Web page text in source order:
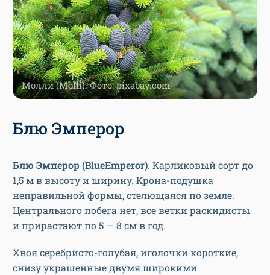
Молли (Molli). Фото: pixabay.com
Блю Эмперор
Блю Эмперор (BlueEmperor). Карликовый сорт до
1,5 м в высоту и ширину. Крона-подушка
неправильной формы, стелющаяся по земле.
Центрального побега нет, все ветки раскидисты
и прирастают по 5 — 8 см в год.
Хвоя серебристо-голубая, иголочки короткие,
снизу украшенные двумя широкими